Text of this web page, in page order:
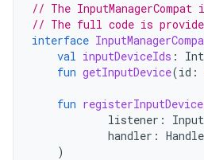
// The
// The full code is
interface
val inputDeviceIds :
fun getInputDevice(id :
fun
listener :
handler :
)